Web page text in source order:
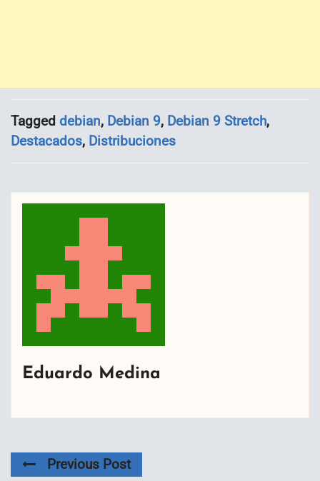
Tagged debian, Debian 9, Debian 9 Stretch,
Destacados, Distribuciones
Eduardo Medina
Previous Post